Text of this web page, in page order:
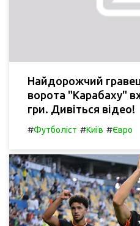
Найдорожчий
ворота "Карабаху"
гри. Дивіться відео!
#Футболіст #Київ #Євро